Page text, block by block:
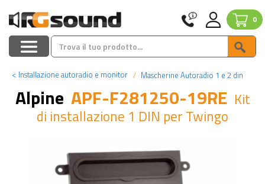
0
< Installazione autoradio e monitor Mascherine Autoradio 1 e 2 din
Alpine APF-F281250-19RE Kit
di installazione 1 DIN per Twingo